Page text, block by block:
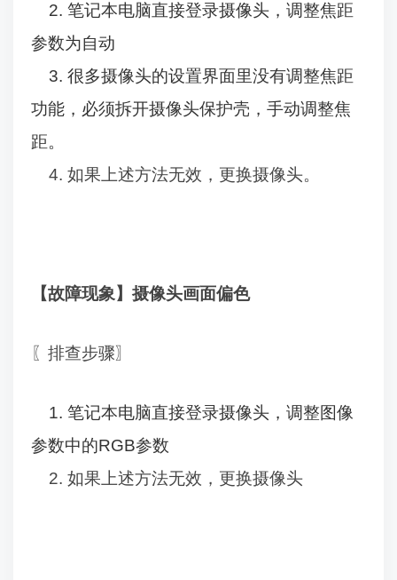
2. 笔记本电脑直接登录摄像头，调整焦距
参数为自动
3. 很多摄像头的设置界面里没有调整焦距
功能，必须拆开摄像头保护壳，手动调整焦
距。
4. 如果上述方法无效，更换摄像头。
【故障现象】摄像头画面偏色
〖排查步骤〗
1. 笔记本电脑直接登录摄像头，调整图像
参数中的RGB参数
2. 如果上述方法无效，更换摄像头